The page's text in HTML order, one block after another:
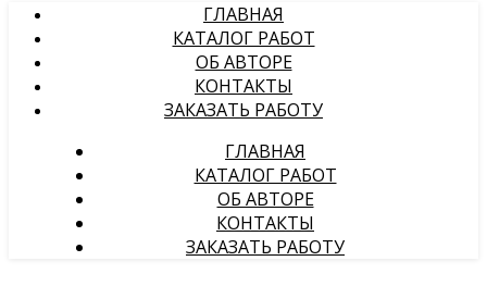
ГЛАВНАЯ
КАТАЛОГ РАБОТ
ОБ АВТОРЕ
КОНТАКТЫ
ЗАКАЗАТЬ РАБОТУ
ГЛАВНАЯ
КАТАЛОГ РАБОТ
ОБ АВТОРЕ
КОНТАКТЫ
ЗАКАЗАТЬ РАБОТУ